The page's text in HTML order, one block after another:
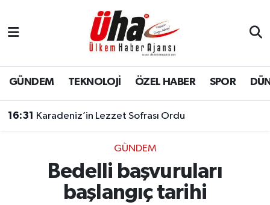
GÜNDEM TEKNOLOJİ ÖZEL HABER SPOR
16:31 Karadeniz’in Lezzet Sofrası Ordu
GÜNDEM
Bedelli başvuruları
başlangıç tarihi
İstanbul Nöbetçi Eczaneler
İstanbul Hava Durumu
Süper Lig Puan Durumu ve Fikstür
Tüm Manşetler